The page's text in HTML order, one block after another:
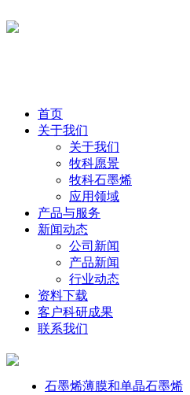
首页
关于我们
关于我们
牧科愿景
牧科石墨烯
应用领域
产品与服务
新闻动态
公司新闻
产品新闻
行业动态
资料下载
客户科研成果
联系我们
石墨烯薄膜和单晶石墨烯